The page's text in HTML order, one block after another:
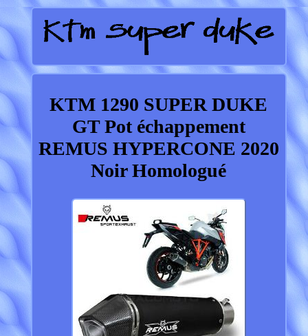
KTM 1290 SUPER DUKE
GT Pot échappement
REMUS HYPERCONE 2020
Noir Homologué